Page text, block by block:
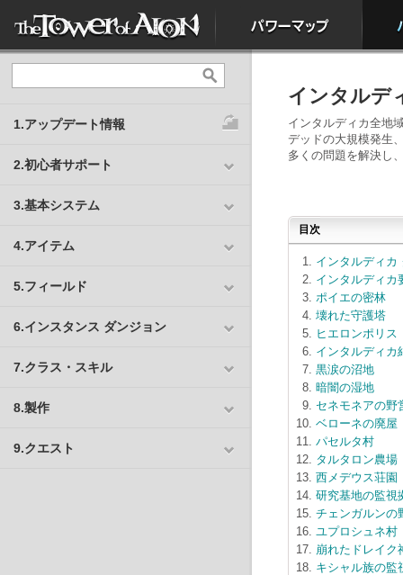
1.アップデート情報
2.初心者サポート
3.基本システム
4.アイテム
5.フィールド
6.インスタンス ダンジョン
7.クラス・スキル
8.製作
9.クエスト
インタルデ
インタルディカ全地
デッドの大規模発生
多くの問題を解決し
目次
インタルディカ
インタルディカ
ポイエの密林
壊れた守護塔
ヒエロンポリス
インタルディカ
黒涙の沼地
暗闇の湿地
セネモネアの野
ベローネの廃屋
パセルタ村
タルタロン農場
西メデウス荘園
研究基地の監視
チェンガルンの
ユプロシュネ村
崩れたドレイク
キシャル族の監